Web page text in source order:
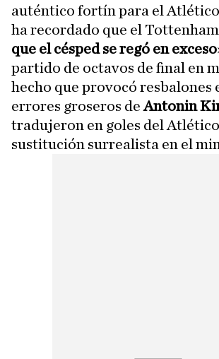
auténtico fortín para el
ha recordado que el
que el césped se regó en exceso
partido de octavos de final en
hecho que provocó resbalones
errores groseros deAntonin
tradujeron en goles del Atlético
sustitución surrealista en el